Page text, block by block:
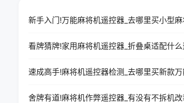
新手入门!万能麻将机遥控器_去哪里买小型
看牌猜牌!家用麻将机遥控器_折叠桌适配什
速成高手!麻将机遥控器检测_去哪里买新款
舍牌有道!麻将机作弊遥控器_有没有不拆机